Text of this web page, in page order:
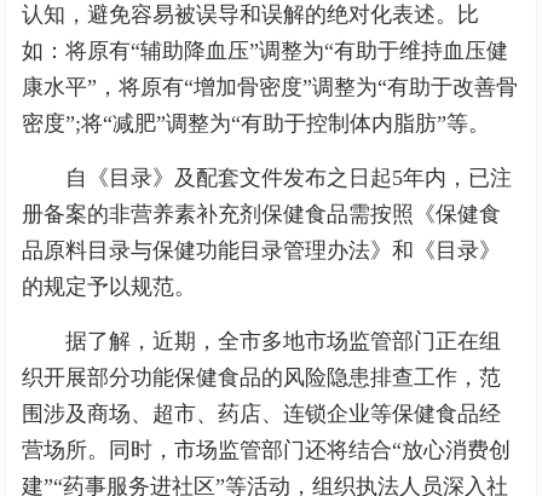
认知，避免容易被误导和误解的绝对化表述。比
如：将原有“辅助降血压”调整为“有助于维持血压健
康水平”，将原有“增加骨密度”调整为“有助于改善骨
密度”;将“减肥”调整为“有助于控制体内脂肪”等。
自《目录》及配套文件发布之日起5年内，已注
册备案的非营养素补充剂保健食品需按照《保健食
品原料目录与保健功能目录管理办法》和《目录》
的规定予以规范。
据了解，近期，全市多地市场监管部门正在组
织开展部分功能保健食品的风险隐患排查工作，范
围涉及商场、超市、药店、连锁企业等保健食品经
营场所。同时，市场监管部门还将结合“放心消费创
建”“药事服务进社区”等活动，组织执法人员深入社